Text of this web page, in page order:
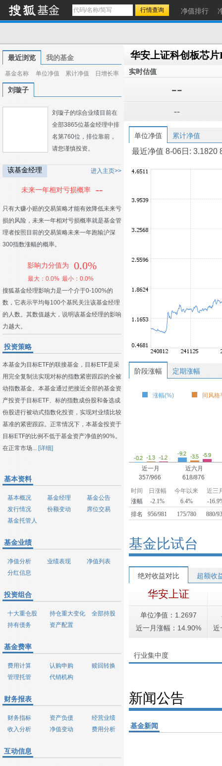
净值排行
最近浏览 我的基金
基金名称 单位净值 累计净值 日增长率
刘璇子
刘璇子的综合业绩目前在
全部3865位基金经理中排
名第760位，排位靠前，
请您谨慎投资。
该基金经理 进入主页>>
未来一年相对亏损概率 --
只有大赚小赔的交易策略才能有效降低未来亏
损的风险，未来一年相对亏损概率就是基金管
理者按照目前的交易策略未来一年跑输沪深
300指数涨幅的概率。
影响力分值为 0.0%
最大：0.0% 最小：0.0%
搜狐基金经理影响力是一个介于0-100%的
数，它表示平均每100个基民关注该基金经理
的人数。其数值越大，说明该基金经理的影响
力越大。
投资策略
本基金为目标ETF的联接基金，目标ETF是采
用完全复制法实现对标的指数紧密跟踪的全被
动指数基金。本基金通过把接近全部的基金资
产投资于目标ETF、标的指数成份股和备选成
份股进行被动式指数化投资，实现对业绩比较
基准的紧密跟踪。正常情况下，本基金投资于
目标ETF的比例不低于基金资产净值的90%。
在正常市场... [详细]
基本资料
基本概况 基金经理
基金公告
发行情况
份额变动
席位交易
基金托管人
基金业绩
净值分析 业绩表现
净值列表
分红信息
投资组合
十大重仓股 持仓重大变化
全部持股
持有债务
资产配置
基金费率
费用计算 认购申购
赎回转换
管理托管
代销机构
财务报表
财务指标 资产负债
经营业绩
收入分析
净值变动 费用分析
互动信息
实时估值
--
--
单位净值 累计净值
最近净值 8-06日: 3.1820
阶段涨幅 定期涨幅
涨幅(%) 同风格
-0.2 -1.3 -1.2
近一月
357/966
-9.2 -3.5 -5.9
近六月
618/876
时间
日涨幅 今年以来
近三
涨幅
-2.1% 6.4%
-
排名
956/981 175/780 880/
基金比试台
绝对收益对比 超额收
华安上证
单位净值：1.2697
近一月涨幅：14.90%
近
行业集中度
新闻公告
基金新闻